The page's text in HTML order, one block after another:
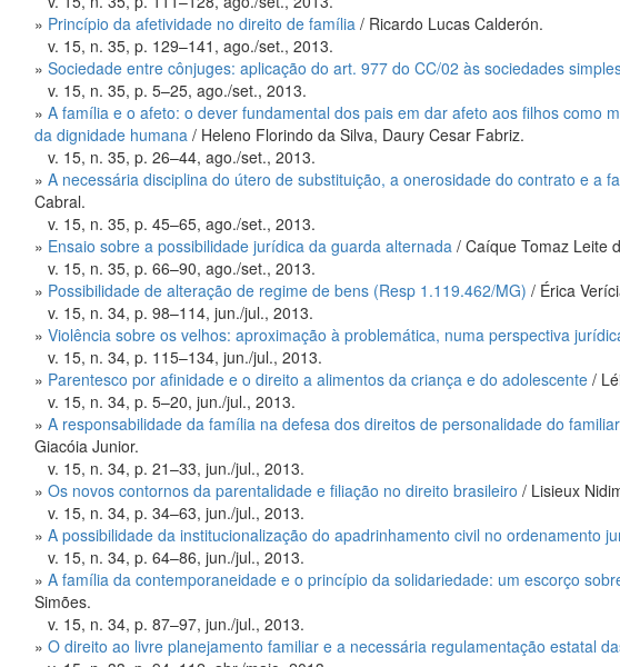
» Princípio da afetividade no direito de família / Ricardo Lucas Calderón.
v. 15, n. 35, p. 129–141, ago./set., 2013.
»Sociedade entre cônjuges: aplicação do art. 977 do CC/02 às sociedades
v. 15, n. 35, p. 5–25, ago./set., 2013.
»A família e o afeto: o dever fundamental dos pais em dar afeto aos filhos como
da dignidade humana / Heleno Florindo da Silva, Daury Cesar Fabriz.
v. 15, n. 35, p. 26–44, ago./set., 2013.
»A necessária disciplina do útero de substituição, a onerosidade do contrato e a
Cabral.
v. 15, n. 35, p. 45–65, ago./set., 2013.
» Ensaio sobre a possibilidade jurídica da guarda alternada / Caíque Tomaz Leite
v. 15, n. 35, p. 66–90, ago./set., 2013.
» Possibilidade de alteração de regime de bens (Resp 1.119.462/MG) / Érica
v. 15, n. 34, p. 98–114, jun./jul., 2013.
»Violência sobre os velhos: aproximação à problemática, numa perspectiva
v. 15, n. 34, p. 115–134, jun./jul., 2013.
» Parentesco por afinidade e o direito a alimentos da criança e do adolescente /
v. 15, n. 34, p. 5–20, jun./jul., 2013.
»A responsabilidade da família na defesa dos direitos de personalidade do
Giacóia Junior.
v. 15, n. 34, p. 21–33, jun./jul., 2013.
»Os novos contornos da parentalidade e filiação no direito brasileiro / Lisieux
v. 15, n. 34, p. 34–63, jun./jul., 2013.
»A possibilidade da institucionalização do apadrinhamento civil no ordenamento
v. 15, n. 34, p. 64–86, jun./jul., 2013.
»A família da contemporaneidade e o princípio da solidariedade: um escorço
Simões.
v. 15, n. 34, p. 87–97, jun./jul., 2013.
»O direito ao livre planejamento familiar e a necessária regulamentação estatal